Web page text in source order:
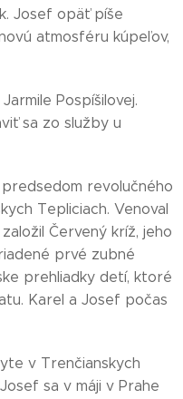
Josef opäť píše
atmosféru kúpeľov,
Pospíšilovej.
sa zo služby u
revolučného
Tepliciach. Venoval
Červený kríž, jeho
prvé zubné
prehliadky detí, ktoré
Karel a Josef počas
v Trenčianskych
sa v máji v Prahe